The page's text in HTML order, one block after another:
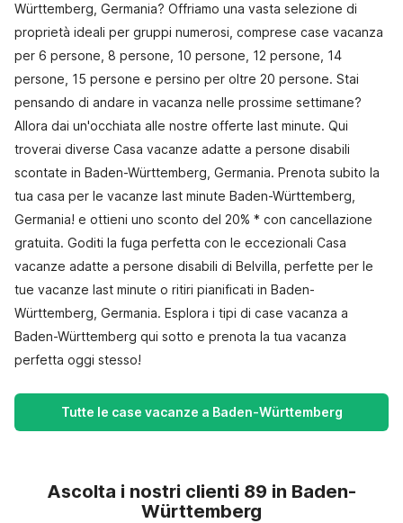
Württemberg, Germania? Offriamo una vasta selezione di
proprietà ideali per gruppi numerosi, comprese case vacanza
per 6 persone, 8 persone, 10 persone, 12 persone, 14
persone, 15 persone e persino per oltre 20 persone. Stai
pensando di andare in vacanza nelle prossime settimane?
Allora dai un'occhiata alle nostre offerte last minute. Qui
troverai diverse Casa vacanze adatte a persone disabili
scontate in Baden-Württemberg, Germania. Prenota subito la
tua casa per le vacanze last minute Baden-Württemberg,
Germania! e ottieni uno sconto del 20% * con cancellazione
gratuita. Goditi la fuga perfetta con le eccezionali Casa
vacanze adatte a persone disabili di Belvilla, perfette per le
tue vacanze last minute o ritiri pianificati in Baden-
Württemberg, Germania. Esplora i tipi di case vacanza a
Baden-Württemberg qui sotto e prenota la tua vacanza
perfetta oggi stesso!
Tutte le case vacanze a Baden-Württemberg
Ascolta i nostri clienti 89 in Baden-
Württemberg